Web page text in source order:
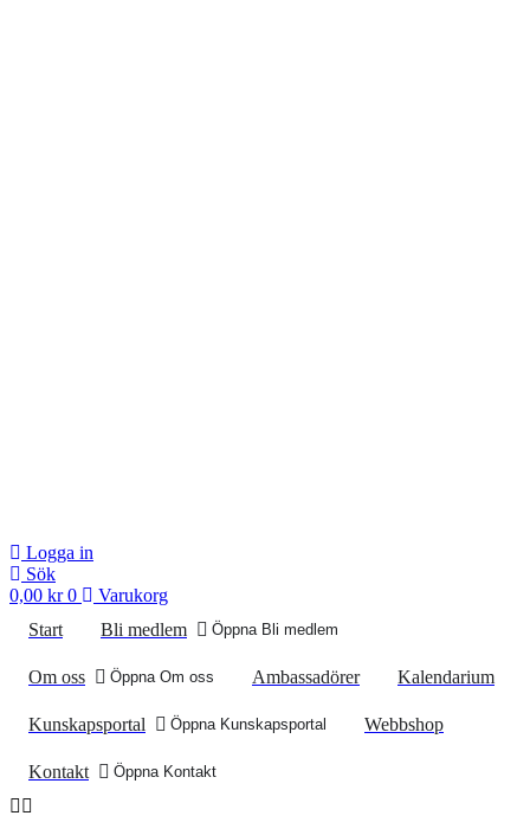
Logga in
Sök
0,00 kr 0
Varukorg
Start
Bli medlem Öppna Bli medlem
Om oss Öppna Om oss Ambassadörer Kalendarium
Kunskapsportal Öppna Kunskapsportal Webbshop
Kontakt Öppna Kontakt